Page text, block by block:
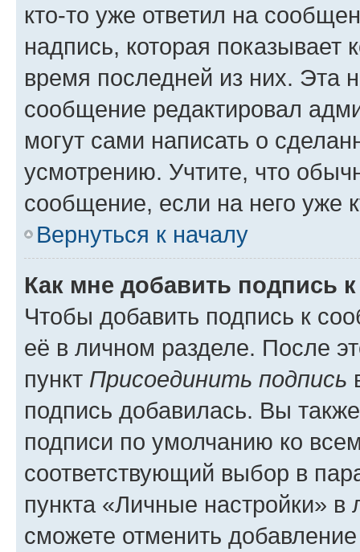
кто-то уже ответил на
надпись, которая показывает
время последней из них. Эта
сообщение редактировал
могут сами написать о
усмотрению. Учтите, что
сообщение, если на него уже
Вернуться к началу
Как мне добавить подпись
Чтобы добавить подпись к
её в личном разделе. После
пункт Присоединить подпись
подпись добавилась. Вы
подписи по умолчанию ко
соответствующий выбор в
пункта «Личные настройки»
сможете отменить